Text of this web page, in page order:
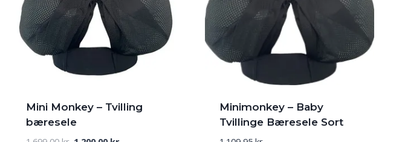
Mini Monkey – Tvilling
bæresele
Minimonkey – Baby
Tvillinge Bæresele Sort